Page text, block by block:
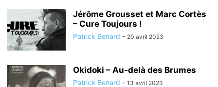
Jérôme Grousset et Marc Cortès
– Cure Toujours !
Patrick Benard - 20 avril 2023
Okidoki – Au-delà des Brumes
Patrick Benard - 13 avril 2023